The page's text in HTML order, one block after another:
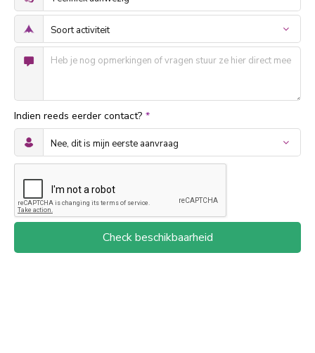
Indien reeds eerder contact? *
Check beschikbaarheid